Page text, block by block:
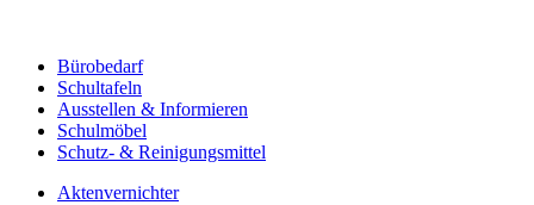
Bürobedarf
Schultafeln
Ausstellen & Informieren
Schulmöbel
Schutz- & Reinigungsmittel
Aktenvernichter